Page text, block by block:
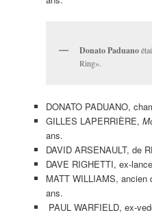
Donato Paduano
Ring».
DONATO PADUANO,
GILLES LAPERRIÈRE,
ans.
DAVID ARSENAULT, de
DAVE RIGHETTI, ex-
MATT WILLIAMS, ancien
ans.
PAUL WARFIELD, ex-